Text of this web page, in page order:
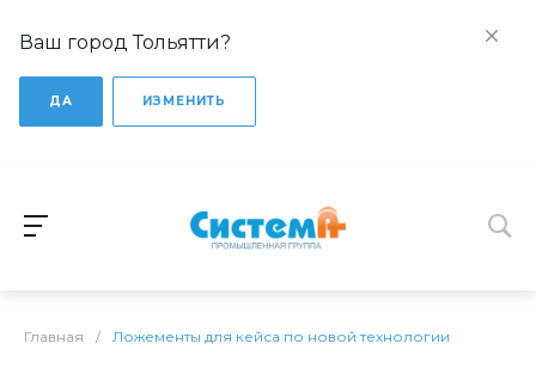
Ваш город Тольятти?
ДА ИЗМЕНИТЬ
Главная / Ложементы для кейса по новой технологии